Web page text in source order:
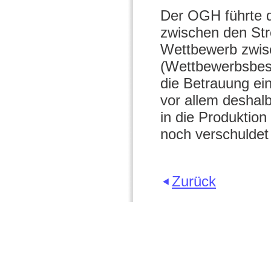
Der OGH führte
zwischen den
Wettbewerb
die Betrauung
vor allem
in die
noch
Zurück